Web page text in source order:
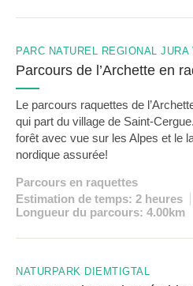
PARC NATUREL RÉGIONAL JURA
Parcours de l’Archette en
Le parcours raquettes de
qui part du village de Saint-
forêt avec vue sur les Alpes et le
nordique assurée!
Parcours en raquettes
Estimation de temps: 2 heures
Longueur du parcours: 4.00km
NATURPARK DIEMTIGTAL